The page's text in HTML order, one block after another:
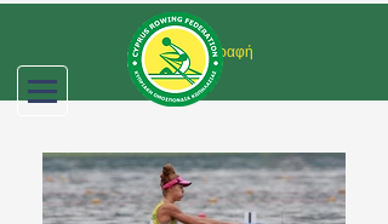
Σύνδεση/Εγγραφή